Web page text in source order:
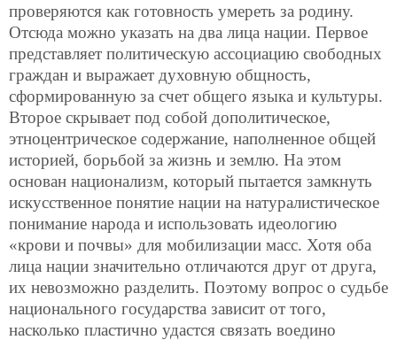
проверяются как готовность умереть за родину.
Отсюда можно указать на два лица нации. Первое
представляет политическую ассоциацию свободных
граждан и выражает духовную общность,
сформированную за счет общего языка и культуры.
Второе скрывает под собой дополитическое,
этноцентрическое содержание, наполненное общей
историей, борьбой за жизнь и землю. На этом
основан национализм, который пытается замкнуть
искусственное понятие нации на натуралистическое
понимание народа и использовать идеологию
«крови и почвы» для мобилизации масс. Хотя оба
лица нации значительно отличаются друг от друга,
их невозможно разделить. Поэтому вопрос о судьбе
национального государства зависит от того,
насколько пластично удастся связать воедино